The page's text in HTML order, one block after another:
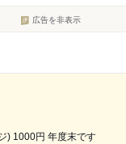
広告を非表示